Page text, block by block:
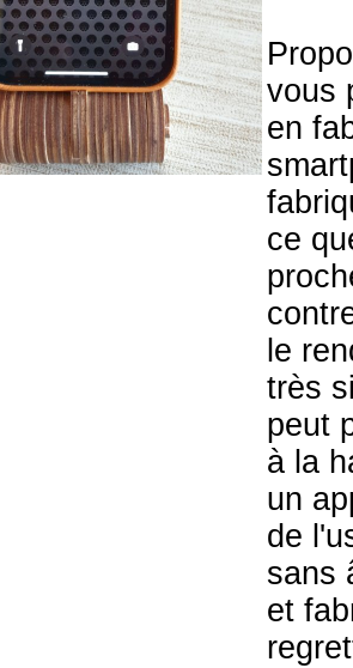
vous
en
ce
le
très
peut
à la
un
de
sans
et